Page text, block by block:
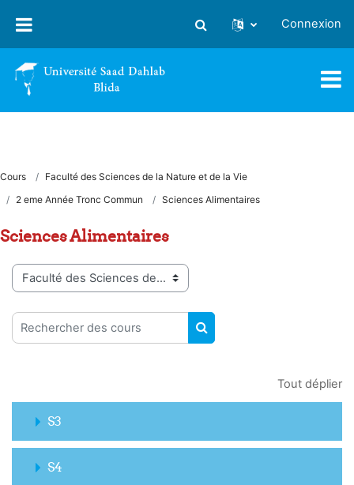
Activer/désactiver la saisie
Connexion
Cours
Faculté des Sciences de la Nature et de la Vie
2 eme Année Tronc Commun
Sciences Alimentaires
Sciences Alimentaires
Catégories de cours
Rechercher des cours
RECHERCHER DES
Tout déplier
S3
S4